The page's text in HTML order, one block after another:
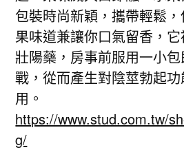
包裝時尚新穎，攜帶輕鬆
果味道兼讓你口氣留香，
壯陽藥，房事前服用一小
戰，從而產生對陰莖勃起
用。
https://www.stud.com.tw/
g/